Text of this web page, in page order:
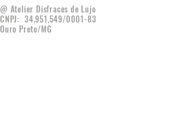
@ Atelier Disfraces de Lujo
CNPJ: 34,951,549/0001-83
Ouro Preto/MG